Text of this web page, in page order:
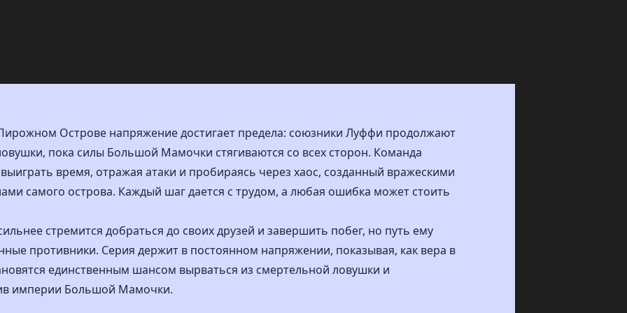
Острове напряжение достигает предела: союзники Луффи продолжают
пока силы Большой Мамочки стягиваются со всех сторон. Команда
время, отражая атаки и пробираясь через хаос, созданный вражескими
самого острова. Каждый шаг дается с трудом, а любая ошибка может стоить
стремится добраться до своих друзей и завершить побег, но путь ему
противники. Серия держит в постоянном напряжении, показывая, как вера в
единственным шансом вырваться из смертельной ловушки и
империи Большой Мамочки.